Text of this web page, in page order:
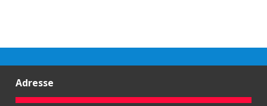
Adresse